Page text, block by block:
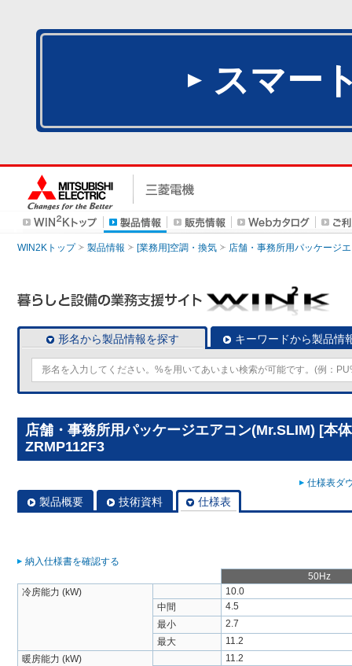
スマー
WIN2Kトップ 製品情報 [業務用]空調・換気 店舗・事務所用パッケージ
形名から製品情報を探す キーワードから製品情
店舗・事務所用パッケージエアコン(Mr.SLIM) [本
ZRMP112F3
仕様表ダ
製品概要 技術資料 仕様表
納入仕様書を確認する
50Hz
冷房能力 (kW)
10.0
中間
4.5
最小
2.7
最大
11.2
暖房能力 (kW)
11.2